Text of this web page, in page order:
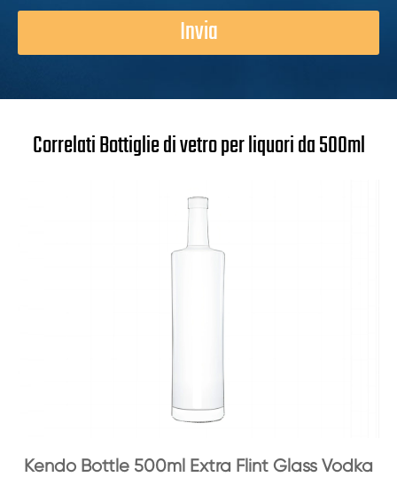
Invia
Correlati Bottiglie di vetro per liquori da 500ml
Kendo Bottle 500ml Extra Flint Glass Vodka